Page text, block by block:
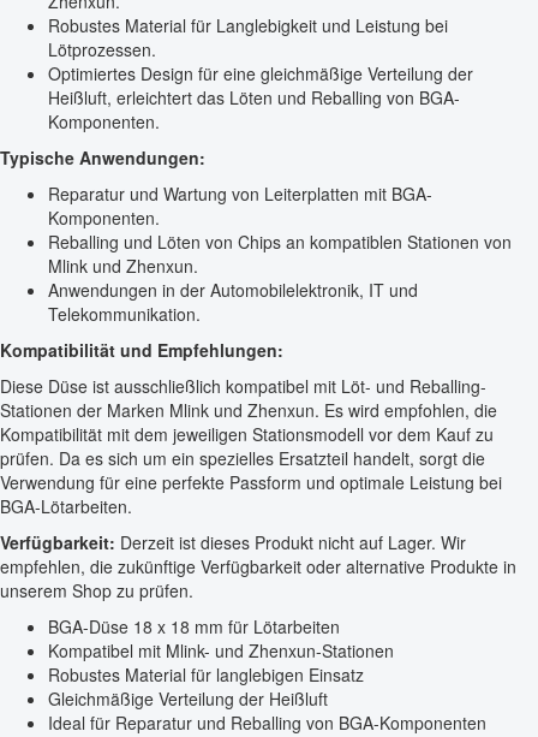
Robustes Material für Langlebigkeit und Leistung bei
Lötprozessen.
Optimiertes Design für eine gleichmäßige Verteilung der
Heißluft, erleichtert das Löten und Reballing von BGA-
Komponenten.
Typische Anwendungen:
Reparatur und Wartung von Leiterplatten mit BGA-
Komponenten.
Reballing und Löten von Chips an kompatiblen Stationen von
Mlink und Zhenxun.
Anwendungen in der Automobilelektronik, IT und
Telekommunikation.
Kompatibilität und Empfehlungen:
Diese Düse ist ausschließlich kompatibel mit Löt- und Reballing-
Stationen der Marken Mlink und Zhenxun. Es wird empfohlen, die
Kompatibilität mit dem jeweiligen Stationsmodell vor dem Kauf zu
prüfen. Da es sich um ein spezielles Ersatzteil handelt, sorgt die
Verwendung für eine perfekte Passform und optimale Leistung bei
BGA-Lötarbeiten.
Verfügbarkeit: Derzeit ist dieses Produkt nicht auf Lager. Wir
empfehlen, die zukünftige Verfügbarkeit oder alternative Produkte in
unserem Shop zu prüfen.
BGA-Düse 18 x 18 mm für Lötarbeiten
Kompatibel mit Mlink- und Zhenxun-Stationen
Robustes Material für langlebigen Einsatz
Gleichmäßige Verteilung der Heißluft
Ideal für Reparatur und Reballing von BGA-Komponenten